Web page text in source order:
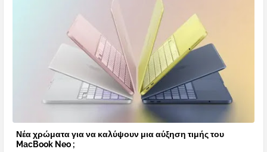
Νέα χρώματα για να καλύψουν μια αύξηση τιμής του
MacBook Neo ;